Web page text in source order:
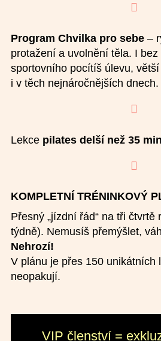

Program Chvilka pro sebe–
protažení a uvolnění těla. I
sportovního pocítíš úlevu,
i v těch nejnáročnějších dnech.

Lekce pilates delší než 35

KOMPLETNÍ TRÉNINKOVÝ
Přesný „jízdní řád“ na tři
týdně). Nemusíš přemýšlet,
Nehrozí!
V plánu je přes 150 unikátních
neopakují.
VIP členství =